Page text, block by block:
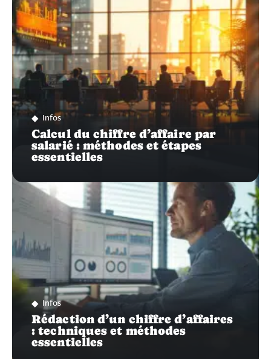
Infos
Calcul du chiffre d’affaire par
salarié : méthodes et étapes
essentielles
Infos
Rédaction d’un chiffre d’affaires
: techniques et méthodes
essentielles